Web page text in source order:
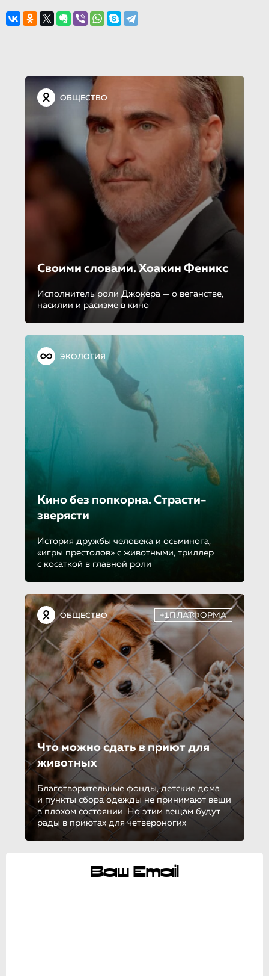
ОБЩЕСТВО
Своими словами. Хоакин Феникс
Исполнитель роли Джокера — о веганстве,
насилии и расизме в кино
ЭКОЛОГИЯ
Кино без попкорна. Страсти-
зверя­сти
История дружбы человека и осьминога,
«игры престолов» с животными, триллер
с косаткой в главной роли
ОБЩЕСТВО +1ПЛАТФОРМА
Что можно сдать в приют для
животных
Благотворительные фонды, детские дома
и пункты сбора одежды не принимают вещи
в плохом состоянии. Но этим вещам будут
рады в приютах для четвероногих
Ваш Email